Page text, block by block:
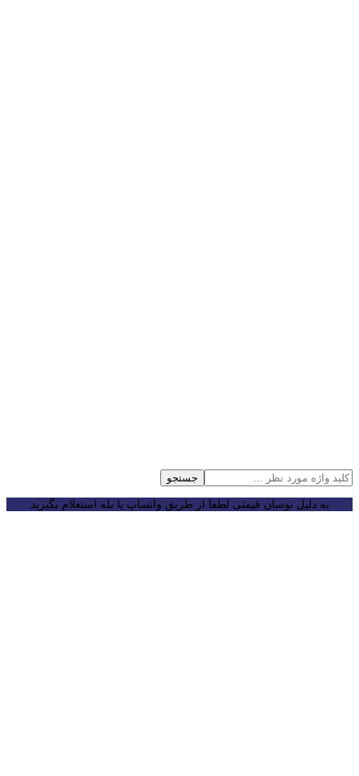
جستجو
به دلیل نوسان قیمتی لطفا از طریق واتساپ یا بله استعلام بگیرید